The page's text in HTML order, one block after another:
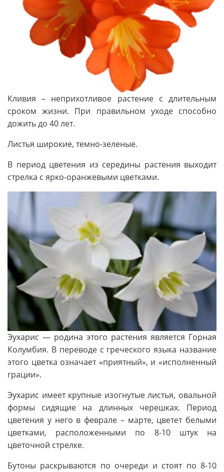
Кливия – неприхотливое растение с длительным
сроком жизни. При правильном уходе способно
дожить до 40 лет.
Листья широкие, темно-зеленые.
В период цветения из середины растения выходит
стрелка с ярко-оранжевыми цветками.
Эухарис — родина этого растения является Горная
Колумбия. В переводе с греческого языка название
этого цветка означает «приятный», и «исполненный
грации».
Эухарис имеет крупные изогнутые листья, овальной
формы сидящие на длинных черешках. Период
цветения у него в феврале – марте, цветет белыми
цветками, расположенными по 8-10 штук на
цветочной стрелке.
Бутоны раскрываются по очереди и стоят по 8-10